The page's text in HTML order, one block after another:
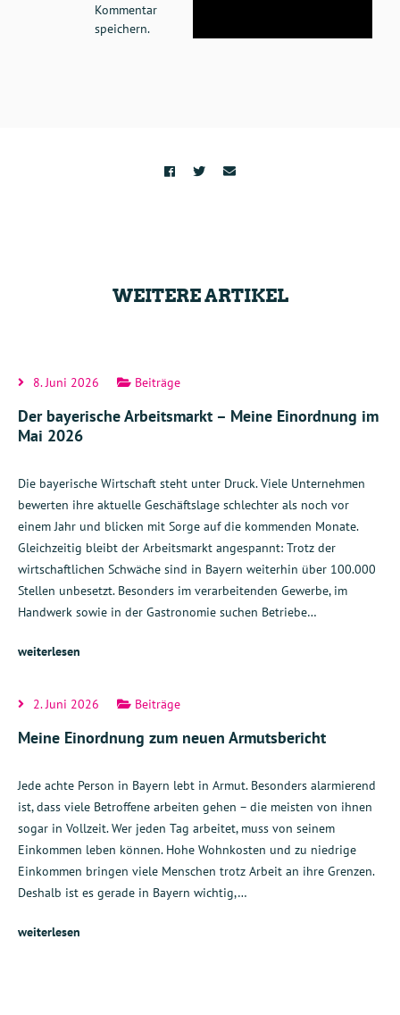
Kommentar
speichern.
WEITERE ARTIKEL
8. Juni 2026 Beiträge
Der bayerische Arbeitsmarkt – Meine Einordnung im
Mai 2026
Die bayerische Wirtschaft steht unter Druck. Viele Unternehmen
bewerten ihre aktuelle Geschäftslage schlechter als noch vor
einem Jahr und blicken mit Sorge auf die kommenden Monate.
Gleichzeitig bleibt der Arbeitsmarkt angespannt: Trotz der
wirtschaftlichen Schwäche sind in Bayern weiterhin über 100.000
Stellen unbesetzt. Besonders im verarbeitenden Gewerbe, im
Handwerk sowie in der Gastronomie suchen Betriebe…
weiterlesen
2. Juni 2026 Beiträge
Meine Einordnung zum neuen Armutsbericht
Jede achte Person in Bayern lebt in Armut. Besonders alarmierend
ist, dass viele Betroffene arbeiten gehen – die meisten von ihnen
sogar in Vollzeit. Wer jeden Tag arbeitet, muss von seinem
Einkommen leben können. Hohe Wohnkosten und zu niedrige
Einkommen bringen viele Menschen trotz Arbeit an ihre Grenzen.
Deshalb ist es gerade in Bayern wichtig,…
weiterlesen